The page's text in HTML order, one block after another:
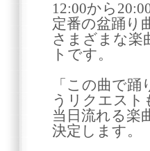
12:00から
定番の盆踊り
さまざまな楽
トです。
「この曲で
うリクエスト
当日流れる楽
決定します。